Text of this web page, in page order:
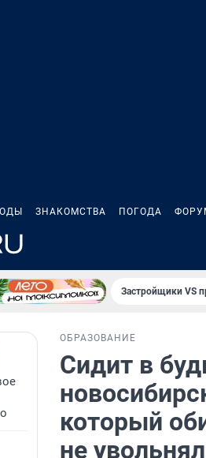
ЗНАКОМСТВА ПОГОДА
Застройщики VS
ОБРАЗОВАНИЕ
Сидит в
который
не увольнял